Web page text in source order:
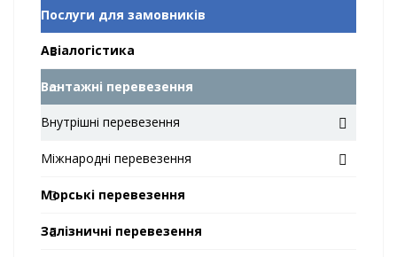
Послуги для замовників
Авіалогістика
Вантажні перевезення
Внутрішні перевезення
Міжнародні перевезення
Морські перевезення
Залізничні перевезення